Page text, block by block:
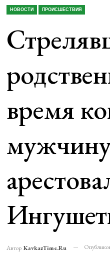
НОВОСТИ ПРОИСШЕСТВИЯ
время
Автор KavkazTime.ru